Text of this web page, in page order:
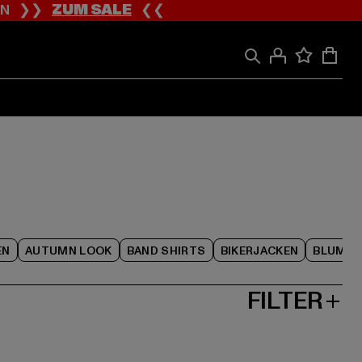
❯❯ZUM SALE❮❮
AUTUMN LOOK BAND SHIRTS BIKERJACKEN
FILTER